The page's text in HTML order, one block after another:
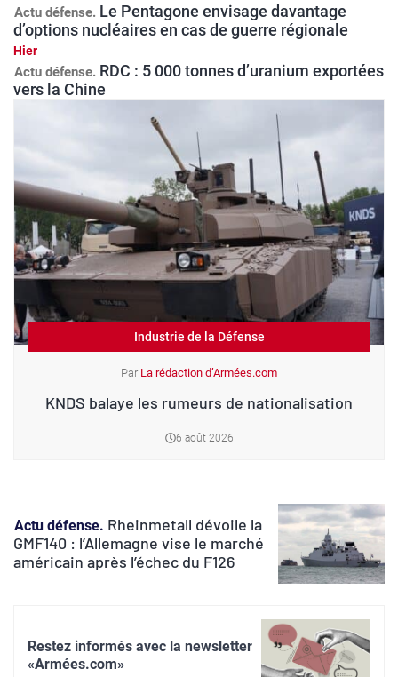
Actu défense Le Pentagone envisage davantage
d’options nucléaires en cas de guerre régionale
Hier
Actu défense RDC : 5 000 tonnes d’uranium exportées
vers la Chine
Industrie de la Défense
La rédaction d’Armées.com
KNDS balaye les rumeurs de nationalisation
6 août 2026
Actu défense Rheinmetall dévoile la
GMF140 : l’Allemagne vise le marché
américain après l’échec du F126
Restez informés avec la newsletter
«Armées.com»